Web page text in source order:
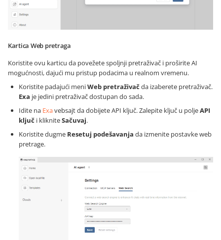
Kartica Web pretraga
Koristite ovu karticu da povežete spoljnji pretraživač i proširite AI
mogućnosti, dajući mu pristup podacima u realnom vremenu.
Koristite padajući meniWeb pretraživačda izaberete pretraživač.
Exa je jedini pretraživač dostupan do sada.
Idite na Exavebsajt da dobijete API ključ. Zalepite ključ u poljeAPI
ključ i klikniteSačuvaj.
Koristite dugme Resetuj podešavanja da izmenite postavke web
pretrage.